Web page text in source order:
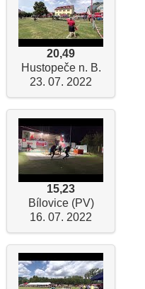
20,49
Hustopeče n. B.
23. 07. 2022
15,23
Bílovice (PV)
16. 07. 2022